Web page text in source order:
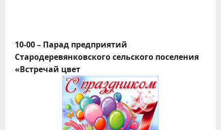
10-00 – Парад предприятий
Стародеревянковского сельского поселения
«Встречай цвет